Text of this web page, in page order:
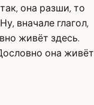
она разши, то
вначале глагол,
живёт здесь.
она живёт